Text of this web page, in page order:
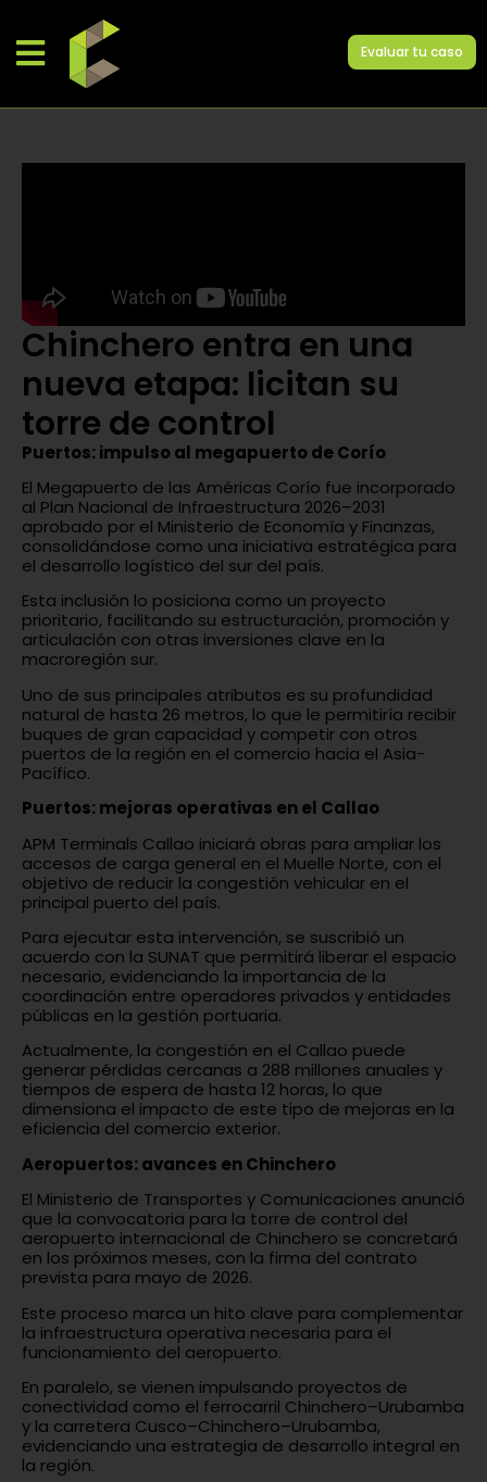
Evaluar tu caso
Chinchero entra en una
nueva etapa: licitan su
torre de control
Puertos: impulso al megapuerto de Corío
El Megapuerto de las Américas Corío fue incorporado
al Plan Nacional de Infraestructura 2026–2031
aprobado por el Ministerio de Economía y Finanzas,
consolidándose como una iniciativa estratégica para
el desarrollo logístico del sur del país.
Esta inclusión lo posiciona como un proyecto
prioritario, facilitando su estructuración, promoción y
articulación con otras inversiones clave en la
macroregión sur.
Uno de sus principales atributos es su profundidad
natural de hasta 26 metros, lo que le permitiría recibir
buques de gran capacidad y competir con otros
puertos de la región en el comercio hacia el Asia-
Pacífico.
Puertos: mejoras operativas en el Callao
APM Terminals Callao iniciará obras para ampliar los
accesos de carga general en el Muelle Norte, con el
objetivo de reducir la congestión vehicular en el
principal puerto del país.
Para ejecutar esta intervención, se suscribió un
acuerdo con la SUNAT que permitirá liberar el espacio
necesario, evidenciando la importancia de la
coordinación entre operadores privados y entidades
públicas en la gestión portuaria.
Actualmente, la congestión en el Callao puede
generar pérdidas cercanas a 288 millones anuales y
tiempos de espera de hasta 12 horas, lo que
dimensiona el impacto de este tipo de mejoras en la
eficiencia del comercio exterior.
Aeropuertos: avances en Chinchero
El Ministerio de Transportes y Comunicaciones anunció
que la convocatoria para la torre de control del
aeropuerto internacional de Chinchero se concretará
en los próximos meses, con la firma del contrato
prevista para mayo de 2026.
Este proceso marca un hito clave para complementar
la infraestructura operativa necesaria para el
funcionamiento del aeropuerto.
En paralelo, se vienen impulsando proyectos de
conectividad como el ferrocarril Chinchero–Urubamba
y la carretera Cusco–Chinchero–Urubamba,
evidenciando una estrategia de desarrollo integral en
la región.